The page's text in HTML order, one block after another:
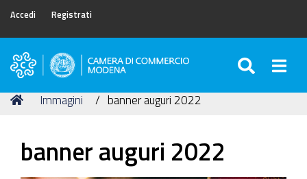
Accedi Registrati
Camera
Commercio
Tu
Home
Immagini banner auguri 2022
banner auguri 2022